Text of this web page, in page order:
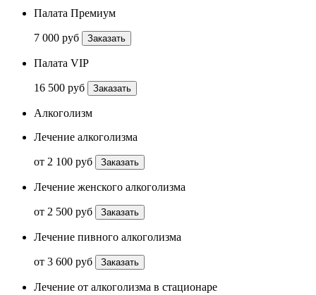
Палата Премиум
7 000 руб Заказать
Палата VIP
16 500 руб Заказать
Алкоголизм
Лечение алкоголизма
от 2 100 руб Заказать
Лечение женского алкоголизма
от 2 500 руб Заказать
Лечение пивного алкоголизма
от 3 600 руб Заказать
Лечение от алкоголизма в стационаре